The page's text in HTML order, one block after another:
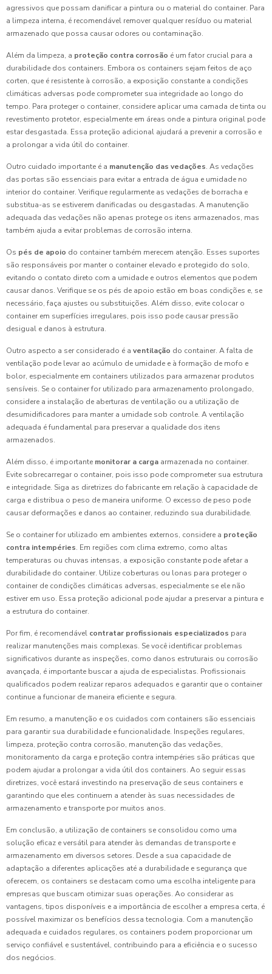
agressivos que possam danificar a pintura ou o material do container. Para
a limpeza interna, é recomendável remover qualquer resíduo ou material
armazenado que possa causar odores ou contaminação.
Além da limpeza, a proteção contra corrosão é um fator crucial para a
durabilidade dos containers. Embora os containers sejam feitos de aço
corten, que é resistente à corrosão, a exposição constante a condições
climáticas adversas pode comprometer sua integridade ao longo do
tempo. Para proteger o container, considere aplicar uma camada de tinta ou
revestimento protetor, especialmente em áreas onde a pintura original pode
estar desgastada. Essa proteção adicional ajudará a prevenir a corrosão e
a prolongar a vida útil do container.
Outro cuidado importante é a manutenção das vedações. As vedações
das portas são essenciais para evitar a entrada de água e umidade no
interior do container. Verifique regularmente as vedações de borracha e
substitua-as se estiverem danificadas ou desgastadas. A manutenção
adequada das vedações não apenas protege os itens armazenados, mas
também ajuda a evitar problemas de corrosão interna.
Os pés de apoio do container também merecem atenção. Esses suportes
são responsáveis por manter o container elevado e protegido do solo,
evitando o contato direto com a umidade e outros elementos que podem
causar danos. Verifique se os pés de apoio estão em boas condições e, se
necessário, faça ajustes ou substituições. Além disso, evite colocar o
container em superfícies irregulares, pois isso pode causar pressão
desigual e danos à estrutura.
Outro aspecto a ser considerado é a ventilação do container. A falta de
ventilação pode levar ao acúmulo de umidade e à formação de mofo e
bolor, especialmente em containers utilizados para armazenar produtos
sensíveis. Se o container for utilizado para armazenamento prolongado,
considere a instalação de aberturas de ventilação ou a utilização de
desumidificadores para manter a umidade sob controle. A ventilação
adequada é fundamental para preservar a qualidade dos itens
armazenados.
Além disso, é importante monitorar a carga armazenada no container.
Evite sobrecarregar o container, pois isso pode comprometer sua estrutura
e integridade. Siga as diretrizes do fabricante em relação à capacidade de
carga e distribua o peso de maneira uniforme. O excesso de peso pode
causar deformações e danos ao container, reduzindo sua durabilidade.
Se o container for utilizado em ambientes externos, considere a proteção
contra intempéries. Em regiões com clima extremo, como altas
temperaturas ou chuvas intensas, a exposição constante pode afetar a
durabilidade do container. Utilize coberturas ou lonas para proteger o
container de condições climáticas adversas, especialmente se ele não
estiver em uso. Essa proteção adicional pode ajudar a preservar a pintura e
a estrutura do container.
Por fim, é recomendável contratar profissionais especializados para
realizar manutenções mais complexas. Se você identificar problemas
significativos durante as inspeções, como danos estruturais ou corrosão
avançada, é importante buscar a ajuda de especialistas. Profissionais
qualificados podem realizar reparos adequados e garantir que o container
continue a funcionar de maneira eficiente e segura.
Em resumo, a manutenção e os cuidados com containers são essenciais
para garantir sua durabilidade e funcionalidade. Inspeções regulares,
limpeza, proteção contra corrosão, manutenção das vedações,
monitoramento da carga e proteção contra intempéries são práticas que
podem ajudar a prolongar a vida útil dos containers. Ao seguir essas
diretrizes, você estará investindo na preservação de seus containers e
garantindo que eles continuem a atender às suas necessidades de
armazenamento e transporte por muitos anos.
Em conclusão, a utilização de containers se consolidou como uma
solução eficaz e versátil para atender às demandas de transporte e
armazenamento em diversos setores. Desde a sua capacidade de
adaptação a diferentes aplicações até a durabilidade e segurança que
oferecem, os containers se destacam como uma escolha inteligente para
empresas que buscam otimizar suas operações. Ao considerar as
vantagens, tipos disponíveis e a importância de escolher a empresa certa, é
possível maximizar os benefícios dessa tecnologia. Com a manutenção
adequada e cuidados regulares, os containers podem proporcionar um
serviço confiável e sustentável, contribuindo para a eficiência e o sucesso
dos negócios.